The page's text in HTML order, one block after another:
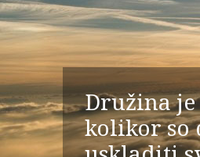
Družina
kolikor so